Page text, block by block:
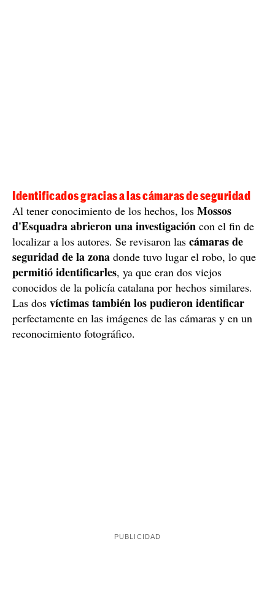
Identificados gracias a las cámaras de seguridad
Al tener conocimiento de los hechos, los Mossos
d'Esquadra abrieron una investigación con el fin de
localizar a los autores. Se revisaron las cámaras de
seguridad de la zona donde tuvo lugar el robo, lo que
permitió identificarles, ya que eran dos viejos
conocidos de la policía catalana por hechos similares.
Las dos víctimas también los pudieron identificar
perfectamente en las imágenes de las cámaras y en un
reconocimiento fotográfico.